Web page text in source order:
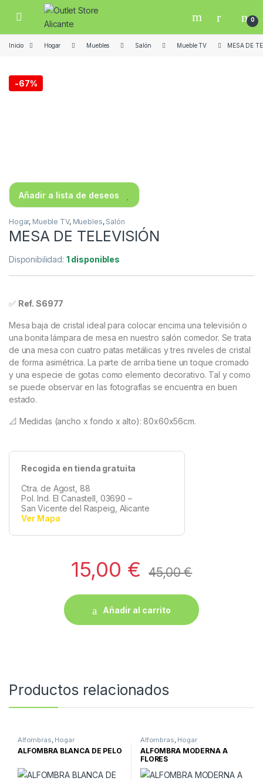
Skip to navigation
Skip to content
Open 0
Inicio Hogar Muebles Salón Mueble TV MESA DE
-67%
Añadir a lista de deseos
Hogar, Mueble TV, Muebles, Salón
MESA DE TELEVISIÓN
Disponibilidad: 1 disponibles
✅ Ref. S6977
Mesa baja de cristal ideal para colocar encima una televisión o
una bonita lámpara de mesa en nuestro salón comedor. Se trata
de una mesa con cuatro patas metálicas y tres niveles de cristal
de forma asimétrica. La parte de arriba tiene un toque cromado
y una especie de gotas como elemento decorativo. Tal y como
se puede observar en las fotografías se encuentra en buen
estado.
📐 Medidas (ancho x fondo x alto): 80x60x56cm.
Recogida en tienda gratuita
Ctra. de Agost, 88
Pol. Ind. El Canastell, 03690 –
San Vicente del Raspeig, Alicante
Ver Mapa
15,00 € 45,00€
Añadir al carrito
Productos relacionados
Alfombras, Hogar
ALFOMBRA BLANCA DE PELO
Alfombras, Hogar
ALFOMBRA MODERNA A
FLORES